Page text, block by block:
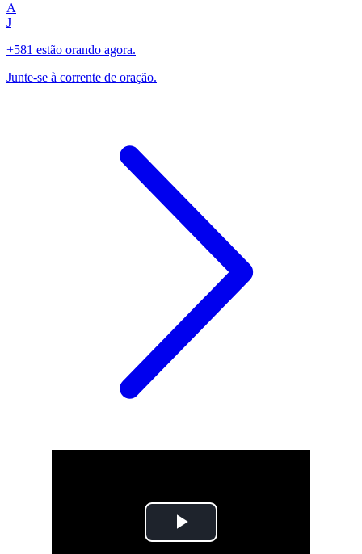
A
J
+581 estão orando agora.
Junte-se à corrente de oração.